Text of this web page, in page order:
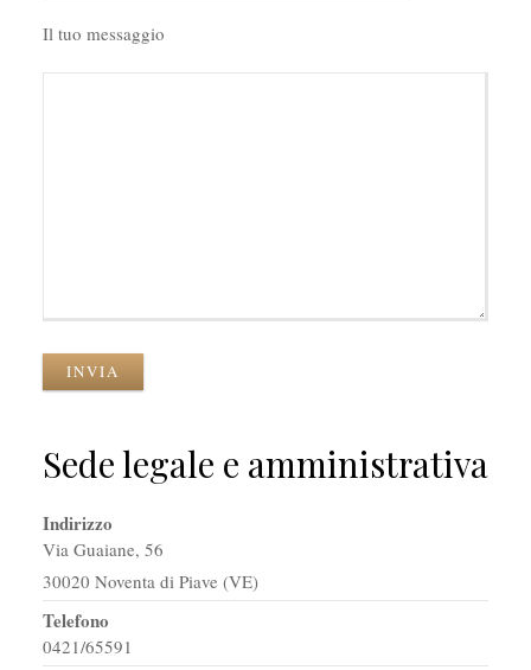
Il tuo messaggio
INVIA
Sede legale e amministrativa
Indirizzo
Via Guaiane, 56
30020 Noventa di Piave (VE)
Telefono
0421/65591